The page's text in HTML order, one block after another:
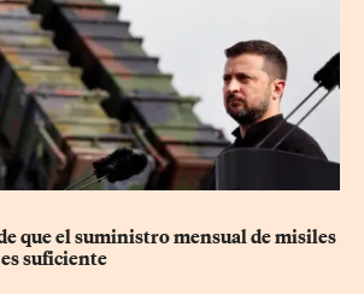
que el suministro mensual de misiles
suficiente